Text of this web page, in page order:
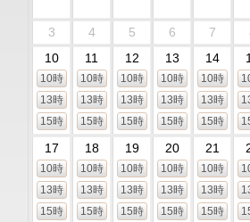
3
4 5 6 7
10
10時
13時
15時
11
10時
13時
15時
12
10時
13時
15時
13
10時
13時
15時
14
10時
13時
15時
17
10時
13時
15時
18
10時
13時
15時
19
10時
13時
15時
20
10時
13時
15時
21
10時
13時
15時